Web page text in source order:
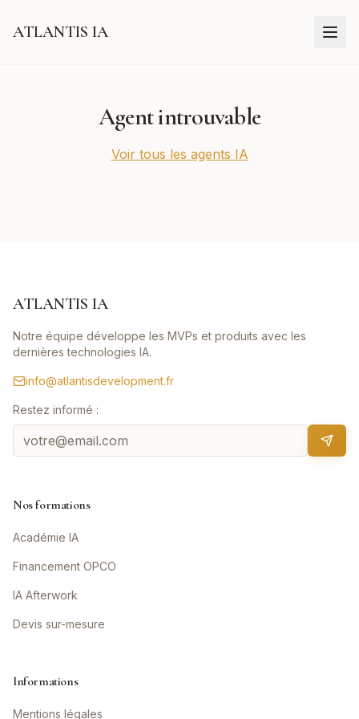
ATLANTIS IA
Agent introuvable
Voir tous les agents IA
ATLANTIS IA
Notre équipe développe les MVPs et produits avec les
dernières technologies IA.
info@atlantisdevelopment.fr
Restez informé :
Nos formations
Académie IA
Financement OPCO
IA Afterwork
Devis sur-mesure
Informations
Mentions légales